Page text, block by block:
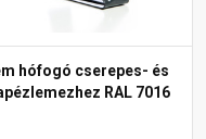
hófogó cserepes- és
RAL 7016